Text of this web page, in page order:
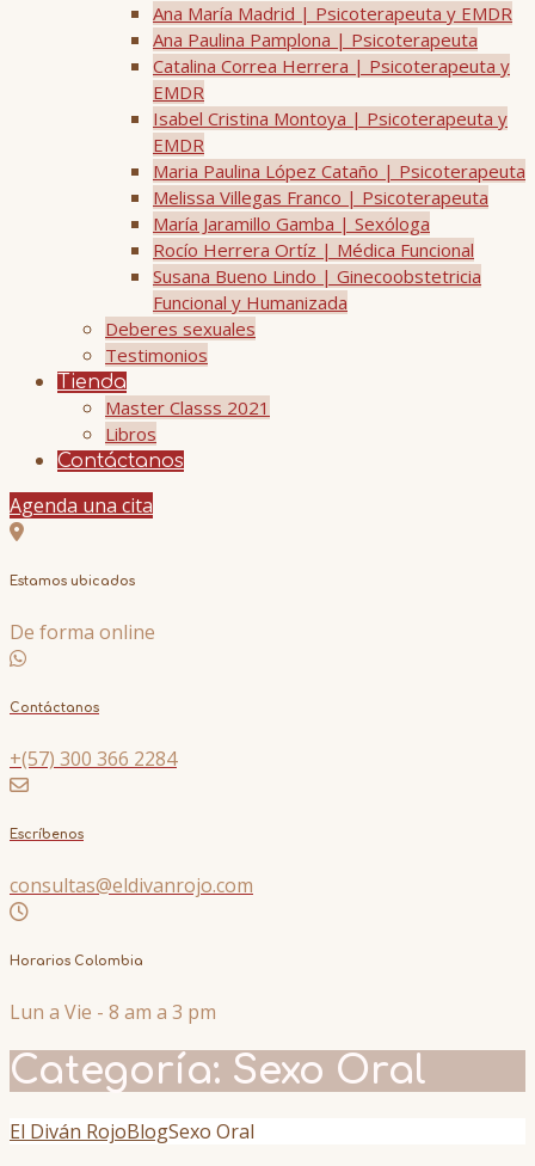
Ana María Madrid | Psicoterapeuta y EMDR
Ana Paulina Pamplona | Psicoterapeuta
Catalina Correa Herrera | Psicoterapeuta y
EMDR
Isabel Cristina Montoya | Psicoterapeuta y
EMDR
Maria Paulina López Cataño | Psicoterapeuta
Melissa Villegas Franco | Psicoterapeuta
María Jaramillo Gamba | Sexóloga
Rocío Herrera Ortíz | Médica Funcional
Susana Bueno Lindo | Ginecoobstetricia
Funcional y Humanizada
Deberes sexuales
Testimonios
Tienda
Master Classs 2021
Libros
Contáctanos
Agenda una cita
Estamos ubicados
De forma online
Contáctanos
+(57) 300 366 2284
Escríbenos
consultas@eldivanrojo.com
Horarios Colombia
Lun a Vie - 8 am a 3 pm
Categoría: Sexo Oral
El Diván RojoBlogSexo Oral